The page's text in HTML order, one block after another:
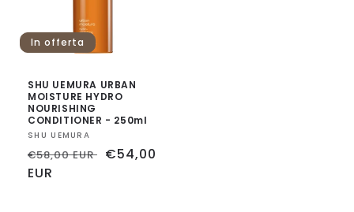
In offerta
SHU UEMURA URBAN
MOISTURE HYDRO
NOURISHING
CONDITIONER - 250ml
Fornitore:
SHU UEMURA
Prezzo
di
€58,00 EUR Prezzo
€54,00
EUR